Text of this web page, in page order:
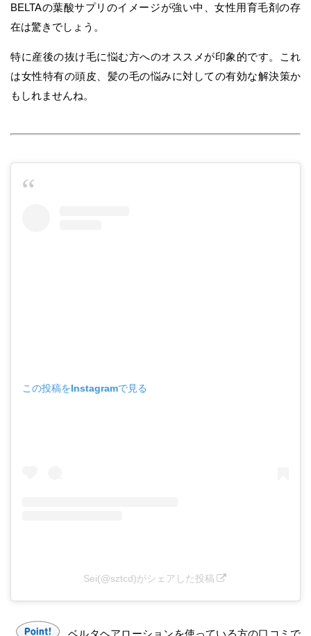
BELTAの葉酸サプリのイメージが強い中、女性用育毛剤の存
在は驚きでしょう。
特に産後の抜け毛に悩む方へのオススメが印象的です。これ
は女性特有の頭皮、髪の毛の悩みに対しての有効な解決策か
もしれませんね。
この投稿をInstagramで見る
Sei(@sztcd)がシェアした投稿